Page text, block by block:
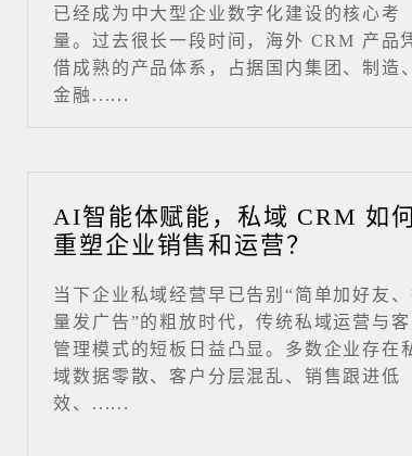
已经成为中大型企业数字化建设的核心考
量。过去很长一段时间，海外 CRM 产品
借成熟的产品体系，占据国内集团、制造
金融......
AI智能体赋能，私域 CRM 如
重塑企业销售和运营？
当下企业私域经营早已告别“简单加好友
量发广告”的粗放时代，传统私域运营与
管理模式的短板日益凸显。多数企业存在
域数据零散、客户分层混乱、销售跟进低
效、......